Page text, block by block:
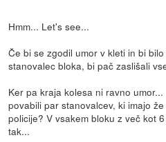
Hmm... Let's see...
Če bi se zgodil umor v kleti in bi
stanovalec bloka, bi pač zaslišali
Ker pa kraja kolesa ni ravno
povabili par stanovalcev, ki imajo
policije? V vsakem bloku z več kot
tak...